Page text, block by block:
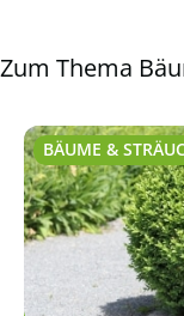
Zum Thema
BÄUME &